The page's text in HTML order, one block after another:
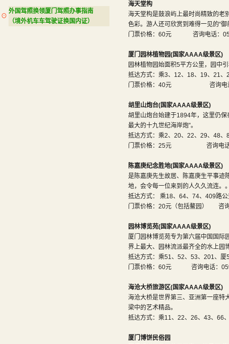
⊙
外国驾照换领厦门驾照办事指南
（境外机车车驾驶证换国内证）
海天堂构
海天堂构是鼓浪屿上最时尚精致的老
色彩。游人还可欣赏到难得一见的“御
门票价格：60元 咨询电话：
厦门园林植物园(国家AAAA级景区)
园林植物园始面积5平方公里，园中
抵达方式：乘3、12、18、19、21
门票价格：40元 咨询电话
胡里山炮台(国家AAAA级景区)
胡里山炮台始建于1894年，这里仍
最大的十九世纪海岸炮”。
抵达方式：乘2、20、22、29、48、
门票价格：25元 咨询电话：
陈嘉庚纪念胜地(国家AAAA级景区)
是陈嘉庚先生故居、陈嘉庚生平事迹
地，会令每一位来到的人久久流连。。
抵达方式： 乘18、64、74、409路
门票价格：20元（包括鳌园） 咨
园林博览苑(国家AAAA级景区)
厦门园林博览苑专为第六届中国国际
界上最大、园林流派最齐全的水上园博
抵达方式：乘51、52、53、201、
门票价格：60元 咨询电话：
海沧大桥旅游区(国家AAAA级景区)
海沧大桥是世界第三、亚洲第一座特
梁中的艺术精品。
抵达方式：乘11、22、26、43、66
厦门博饼民俗园